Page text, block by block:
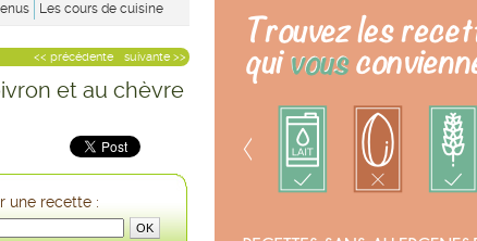
Les cours de cuisine
suivante >>
<< précédente
et au chèvre
une recette :